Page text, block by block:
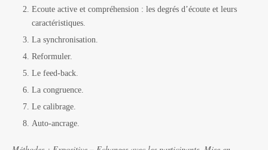
Ecoute active et compréhension : les degrés d’écoute et leurs
caractéristiques.
La synchronisation.
Reformuler.
Le feed-back.
La congruence.
Le calibrage.
Auto-ancrage.